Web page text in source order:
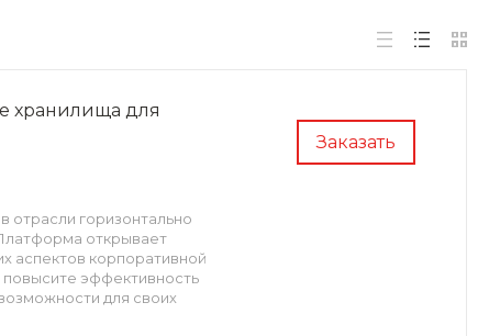
Заказать
хранилища для
отрасли горизонтально
открывает
аспектов корпоративной
эффективность
для своих